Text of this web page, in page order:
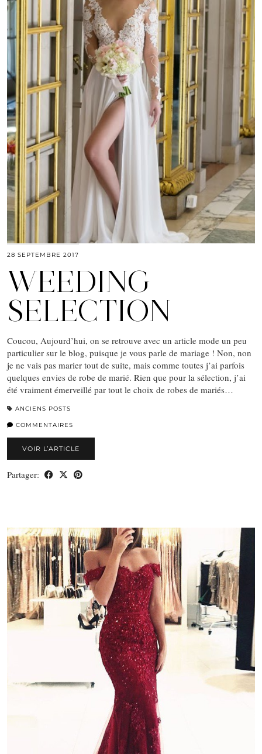
28 SEPTEMBRE 2017
WEEDING
SELECTION
Coucou, Aujourd’hui, on se retrouve avec un article mode un peu
particulier sur le blog, puisque je vous parle de mariage ! Non, non
je ne vais pas marier tout de suite, mais comme toutes j’ai parfois
quelques envies de robe de marié. Rien que pour la sélection, j’ai
été vraiment émerveillé par tout le choix de robes de mariés…
ANCIENS POSTS
COMMENTAIRES
VOIR L’ARTICLE
Partager: